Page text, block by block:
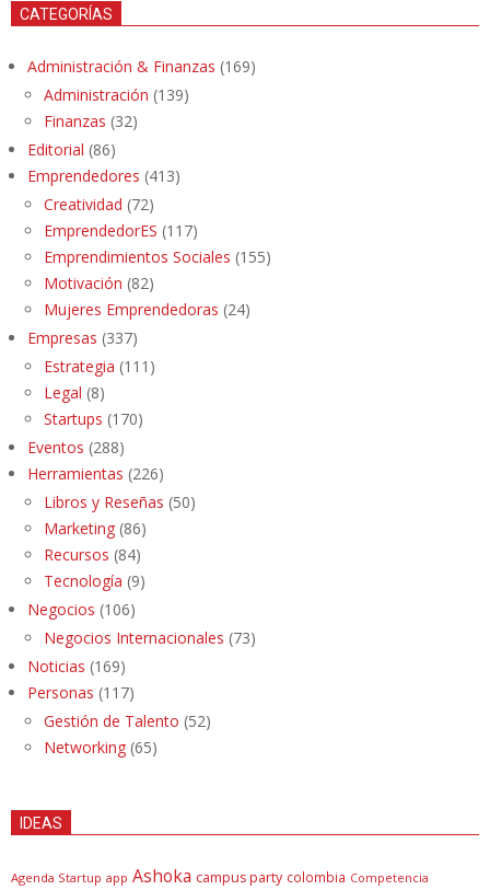
CATEGORÍAS
Administración & Finanzas (169)
Administración (139)
Finanzas (32)
Editorial (86)
Emprendedores (413)
Creatividad (72)
EmprendedorES (117)
Emprendimientos Sociales (155)
Motivación (82)
Mujeres Emprendedoras (24)
Empresas (337)
Estrategia (111)
Legal (8)
Startups (170)
Eventos (288)
Herramientas (226)
Libros y Reseñas (50)
Marketing (86)
Recursos (84)
Tecnología (9)
Negocios (106)
Negocios Internacionales (73)
Noticias (169)
Personas (117)
Gestión de Talento (52)
Networking (65)
IDEAS
Agenda Startup app Ashoka campus party colombia Competencia